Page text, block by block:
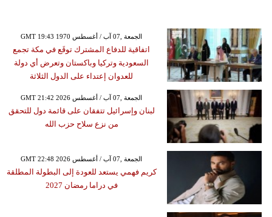
GMT 19:43 1970 الجمعة ,07 آب / أغسطس
اتفاقية للدفاع المشترك توقَع في مكة تجمع
السعودية وتركيا وباكستان وتعرض أي دولة
للعدوان إعتداء على الدول الثلاثة
GMT 21:42 2026 الجمعة ,07 آب / أغسطس
لبنان وإسرائيل تتفقان على قائمة دول للتحقق
من نزع سلاح حزب الله
GMT 22:48 2026 الجمعة ,07 آب / أغسطس
كريم فهمي يستعد للعودة إلى البطولة المطلقة
في دراما رمضان 2027